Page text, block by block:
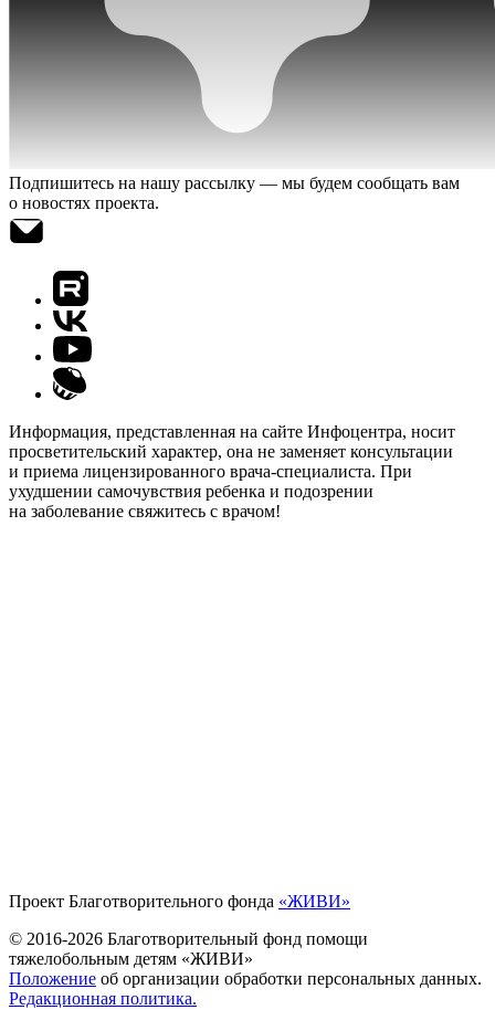
Подпишитесь на нашу рассылку — мы будем сообщать вам
о новостях проекта.
Информация, представленная на сайте Инфоцентра, носит
просветительский характер, она не заменяет консультации
и приема лицензированного врача-специалиста. При
ухудшении самочувствия ребенка и подозрении
на заболевание свяжитесь с врачом!
Проект Благотворительного фонда «ЖИВИ»
© 2016-2026 Благотворительный фонд помощи
тяжелобольным детям «ЖИВИ»
Положение об организации обработки персональных данных.
Редакционная политика.